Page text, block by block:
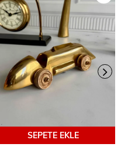
SEPETE EKLE